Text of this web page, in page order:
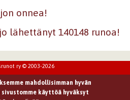
onnea!
lähettänyt 140148 runoa!
ry © 2003-2026
mahdollisimman hyvän
käyttöä hyväksyt